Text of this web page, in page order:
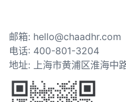
邮箱: hello@chaadhr.com
电话: 400-801-3204
地址: 上海市黄浦区淮海中